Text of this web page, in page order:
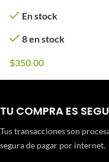
En stock
8 en stock
$350.00
TU COMPRA ES
Tus transacciones son
segura de pagar por internet.